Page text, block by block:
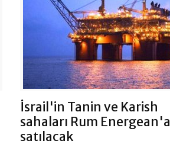
İsrail'in Tanin ve Karish
sahaları Rum Energean'a
satılacak